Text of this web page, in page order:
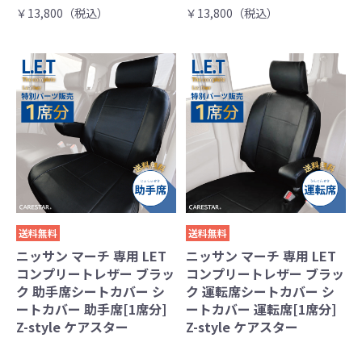
￥13,800（税込） ￥13,800（税込）
送料無料
ニッサン マーチ 専用 LET
コンプリートレザー ブラッ
ク 助手席シートカバー シ
ートカバー 助手席[1席分]
Z-style ケアスター
送料無料
ニッサン マーチ 専用 LET
コンプリートレザー ブラッ
ク 運転席シートカバー シ
ートカバー 運転席[1席分]
Z-style ケアスター